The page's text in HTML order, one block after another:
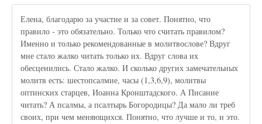
Елена, благодарю за участие и за совет. Понятно, что
правило - это обязательно. Только что считать правилом?
Именно и только рекомендованные в молитвослове? Вдруг
мне стало жалко читать только их. Вдруг слова их
обесценились. Стало жалко. И сколько других замечательных
молитв есть: шестопсалмие, часы (1,3,6,9), молитвы
оптинских старцев, Иоанна Кронштадского. А Писание
читать? А псалмы, а псалтырь Богородицы? Да мало ли треб
своих, при чем меняющихся. Понятно, что лучше и то, и это.